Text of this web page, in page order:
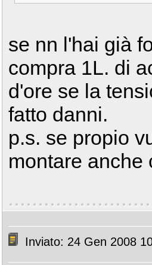
se nn l'hai già
compra 1L. di
d'ore se la
fatto danni.
p.s. se propio
montare anche
Inviato: 24 Gen 2008